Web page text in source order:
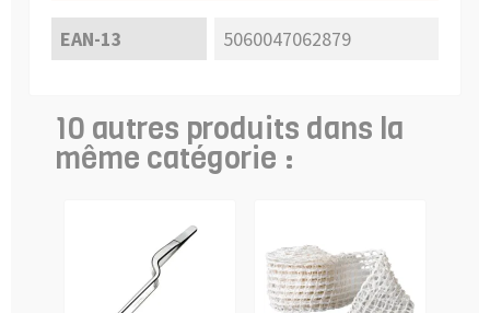
EAN-13 5060047062879
10 autres produits dans la
même catégorie :